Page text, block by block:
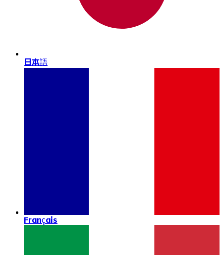
日本語
Français